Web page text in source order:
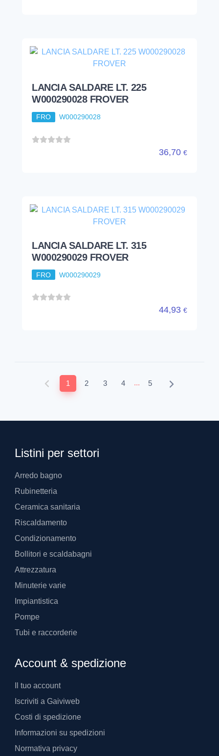
LANCIA SALDARE LT. 225
W000290028 FROVER
FRO W000290028
36,70 €
LANCIA SALDARE LT. 315
W000290029 FROVER
FRO W000290029
44,93 €
1 2 3 4 ... 5
Listini per settori
Arredo bagno
Rubinetteria
Ceramica sanitaria
Riscaldamento
Condizionamento
Bollitori e scaldabagni
Attrezzatura
Minuterie varie
Impiantistica
Pompe
Tubi e raccorderie
Account & spedizione
Il tuo account
Iscriviti a Gaiviweb
Costi di spedizione
Informazioni su spedizioni
Normativa privacy